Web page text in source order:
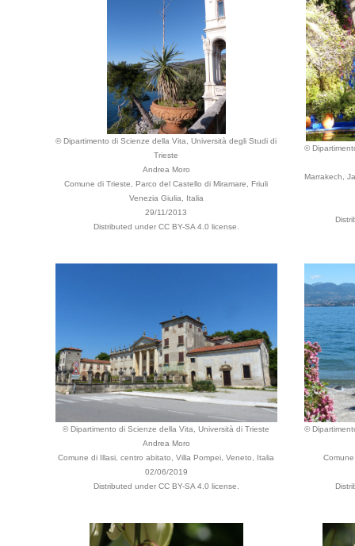
© Dipartimento di Scienze della Vita, Università degli Studi di
Trieste
Andrea Moro
Comune di Trieste, Parco del Castello di Miramare, Friuli
Venezia Giulia, Italia
29/11/2013
Distributed under CC BY-SA 4.0 license.
©
Marrakech,
© Dipartimento di Scienze della Vita, Università di Trieste
Andrea Moro
Comune di Illasi, centro abitato, Villa Pompei, Veneto, Italia
02/06/2019
Distributed under CC BY-SA 4.0 license.
©